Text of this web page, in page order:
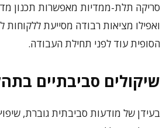
סריקה תלת-ממדיות מאפשרות תכנון
ואפילו מציאות רבודה מסייעת ללקוחות
הסופית עוד לפני תחילת העבודה.
שיקולים סביבתיים
בעידן של מודעות סביבתית גוברת,